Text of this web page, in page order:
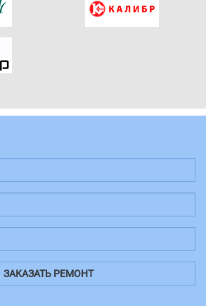
ЗАКАЗАТЬ РЕМОНТ